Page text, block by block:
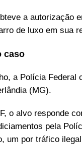
a autorização
de luxo em sua
caso
a Polícia Federal
(MG).
o alvo responde
pela
um por tráfico